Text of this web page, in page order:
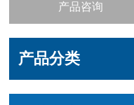
产品咨询
产品分类